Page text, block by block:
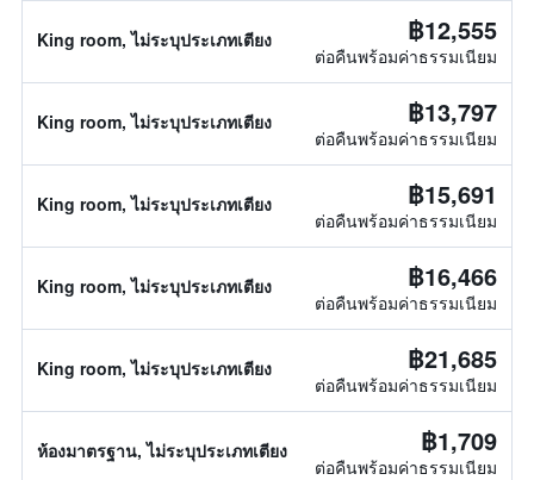
King room, ไม่ระบุประเภทเตียง ฿12,555
ต่อคืนพร้อมค่าธรรมเนียม
King room, ไม่ระบุประเภทเตียง ฿13,797
ต่อคืนพร้อมค่าธรรมเนียม
King room, ไม่ระบุประเภทเตียง ฿15,691
ต่อคืนพร้อมค่าธรรมเนียม
King room, ไม่ระบุประเภทเตียง ฿16,466
ต่อคืนพร้อมค่าธรรมเนียม
King room, ไม่ระบุประเภทเตียง ฿21,685
ต่อคืนพร้อมค่าธรรมเนียม
ห้องมาตรฐาน, ไม่ระบุประเภทเตียง ฿1,709
ต่อคืนพร้อมค่าธรรมเนียม